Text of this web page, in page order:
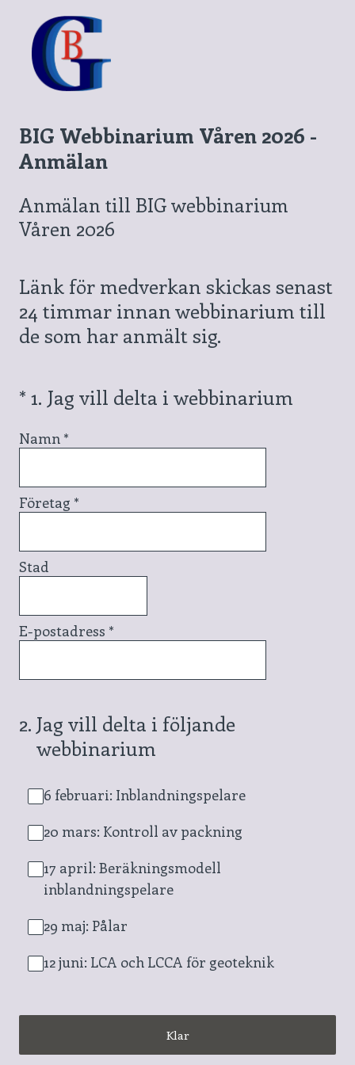
BIG Webbinarium Våren 2026 -
Anmälan
Anmälan till BIG webbinarium
Våren 2026
Länk för medverkan skickas senast
24 timmar innan webbinarium till
de som har anmält sig.
* 1. Jag vill delta i webbinarium
(Obligatoriskt)
Namn *
Företag *
Stad
E-postadress *
2. Jag vill delta i följande
webbinarium
6 februari: Inblandningspelare
20 mars: Kontroll av packning
17 april: Beräkningsmodell
inblandningspelare
29 maj: Pålar
12 juni: LCA och LCCA för geoteknik
Klar